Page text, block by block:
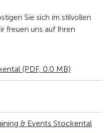
Sie sich im stilvollen
freuen uns auf Ihren
(PDF, 0.0 MB)
& Events Stockental